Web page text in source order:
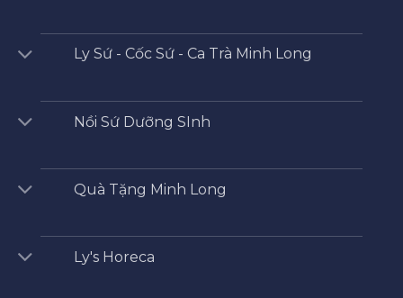
Ly Sứ - Cốc Sứ - Ca Trà Minh Long
Nồi Sứ Dưỡng SInh
Quà Tặng Minh Long
Ly's Horeca